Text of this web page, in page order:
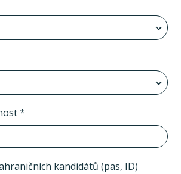
*
kandidátů (pas, ID)